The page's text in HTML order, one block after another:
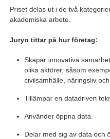
Priset delas ut i de två
akademiska arbete.
Juryn tittar på hur företag:
Skapar innovativa
olika aktörer, såsom
civilsamhälle, näringsliv
Tillämpar en datadriven
Använder öppna data.
Delar med sig av data och